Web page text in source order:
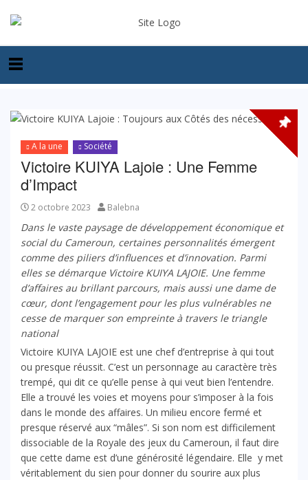
A la une Société
Victoire KUIYA Lajoie : Une Femme
d’Impact
2 octobre 2023 Balebna
Dans le vaste paysage de développement économique et
social du Cameroun, certaines personnalités émergent
comme des piliers d’influences et d’innovation. Parmi
elles se démarque Victoire KUIYA LAJOIE. Une femme
d’affaires au brillant parcours, mais aussi une dame de
cœur, dont l’engagement pour les plus vulnérables ne
cesse de marquer son empreinte à travers le triangle
national
Victoire KUIYA LAJOIE est une chef d’entreprise à qui tout
ou presque réussit. C’est un personnage au caractère très
trempé, qui dit ce qu’elle pense à qui veut bien l’entendre.
Elle a trouvé les voies et moyens pour s’imposer à la fois
dans le monde des affaires. Un milieu encore fermé et
presque réservé aux “mâles”. Si son nom est difficilement
dissociable de la Royale des jeux du Cameroun, il faut dire
que cette dame est d’une générosité légendaire. Elle y met
véritablement du sien pour donner du sourire aux plus